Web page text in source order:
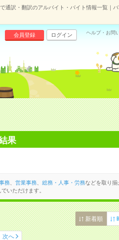
通訳・翻訳のアルバイト・バイト情報一覧｜
会員登録 ログイン ヘルプ・お問
果
務、 営業事務、 総務・人事・労務などを取り揃
いただけます。
新着順
次へ